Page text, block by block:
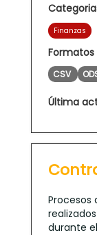
Finanzas
Formatos
CSV
Última
durante